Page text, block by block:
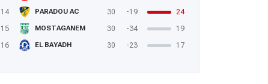
14
PARADOU AC 30 -19
24
15
MOSTAGANEM 30 -34
19
16
EL BAYADH 30 -23 17